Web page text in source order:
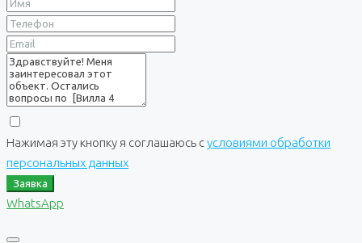
Нажимая эту кнопку я соглашаюсь сусловиями обработки
персональных данных
Заявка
WhatsApp